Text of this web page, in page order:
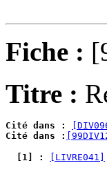
Fiche :
Titre :
Cité dans :
Cité dans :
  [1] :
[LIVRE041]